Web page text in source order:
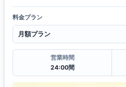
料金プラン
月額プラン
営業時間
24:00間